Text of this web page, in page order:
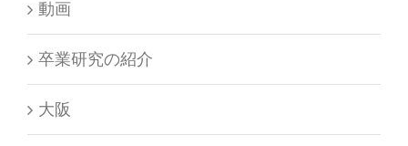
動画
卒業研究の紹介
大阪